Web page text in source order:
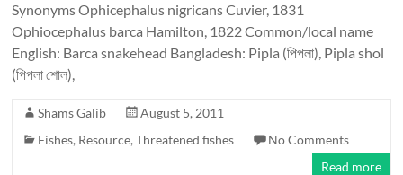
Synonyms Ophicephalus nigricans Cuvier, 1831
Ophiocephalus barca Hamilton, 1822 Common/local name
English: Barca snakehead Bangladesh: Pipla (পিপলা), Pipla shol
(পিপলা শোল),
Shams Galib
August 5, 2011
Fishes, Resource,Threatened fishes
No Comments
Read more